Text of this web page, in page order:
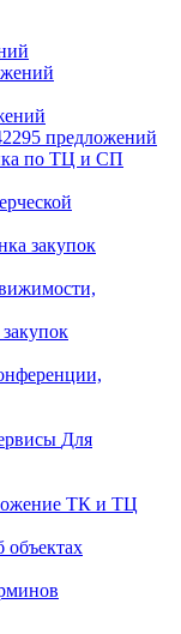
предложений
по ТЦ и СП
закупок
Для
ТК и ТЦ